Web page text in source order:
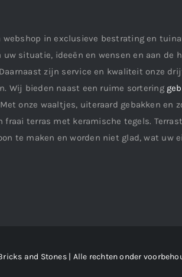
in exclusieve bestrating en
situatie, ideeën en wensen en aan de
zijn service en kwaliteit onze
Wij bieden naast een ruime sortering
onze waaltjes, uiteraard gebakken en
fraai terras met keramische tegels.
te maken en worden niet glad, wat uw
and Stones | Alle rechten onder